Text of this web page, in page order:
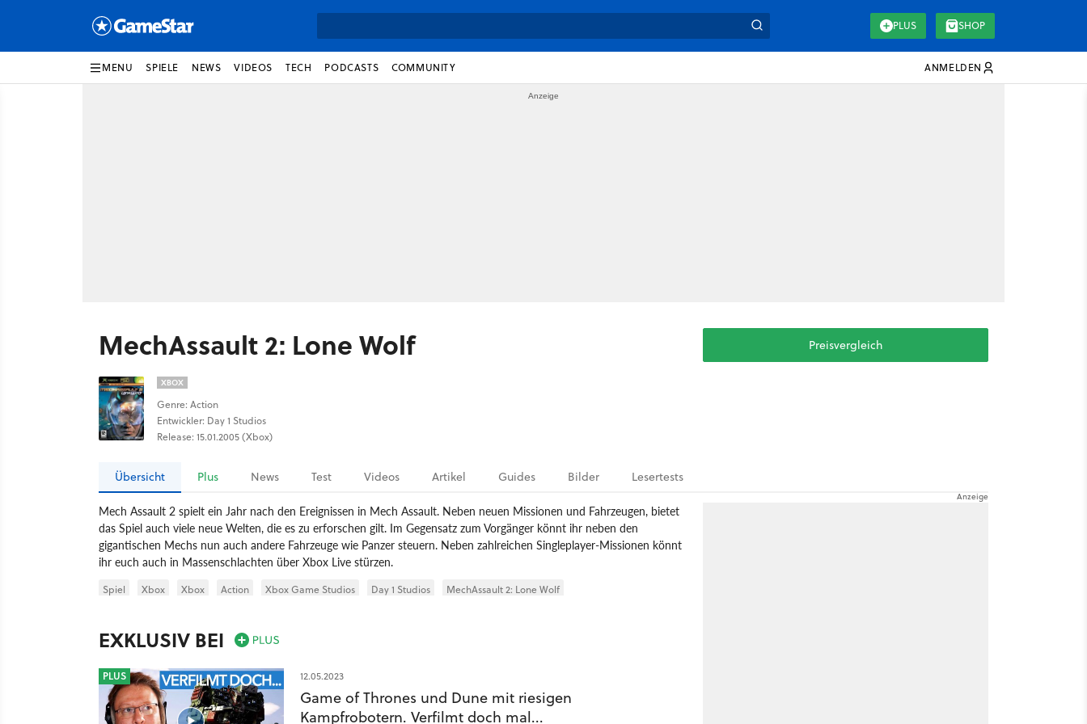
PLUS SHOP
MENU SPIELE NEWS VIDEOS TECH PODCASTS COMMUNITY ANMELDEN
MechAssault 2: Lone Wolf
XBOX
Genre: Action
Entwickler: Day 1 Studios
Release: 15.01.2005 (Xbox)
Preisvergleich
Übersicht Plus News Test Videos Artikel Guides Bilder Lesertests
Mech Assault 2 spielt ein Jahr nach den Ereignissen in Mech Assault. Neben neuen Missionen und Fahrzeugen, bietet
das Spiel auch viele neue Welten, die es zu erforschen gilt. Im Gegensatz zum Vorgänger könnt ihr neben den
gigantischen Mechs nun auch andere Fahrzeuge wie Panzer steuern. Neben zahlreichen Singleplayer-Missionen könnt
ihr euch auch in Massenschlachten über Xbox Live stürzen.
Spiel Xbox Xbox Action Xbox Game Studios Day 1 Studios MechAssault 2: Lone Wolf
EXKLUSIV BEI
PLUS 12.05.2023
Game of Thrones und Dune mit riesigen
Kampfrobotern. Verfilmt doch mal...